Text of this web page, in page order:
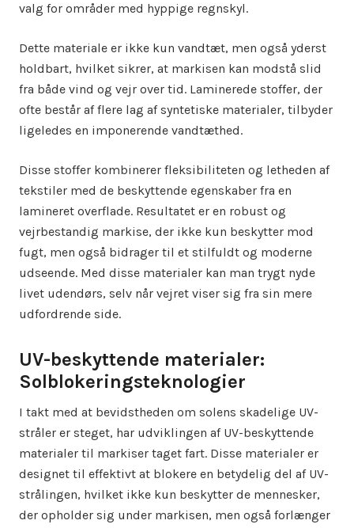
valg for områder med hyppige regnskyl.
Dette materiale er ikke kun vandtæt, men også yderst
holdbart, hvilket sikrer, at markisen kan modstå slid
fra både vind og vejr over tid. Laminerede stoffer, der
ofte består af flere lag af syntetiske materialer, tilbyder
ligeledes en imponerende vandtæthed.
Disse stoffer kombinerer fleksibiliteten og letheden af
tekstiler med de beskyttende egenskaber fra en
lamineret overflade. Resultatet er en robust og
vejrbestandig markise, der ikke kun beskytter mod
fugt, men også bidrager til et stilfuldt og moderne
udseende. Med disse materialer kan man trygt nyde
livet udendørs, selv når vejret viser sig fra sin mere
udfordrende side.
UV-beskyttende materialer:
Solblokeringsteknologier
I takt med at bevidstheden om solens skadelige UV-
stråler er steget, har udviklingen af UV-beskyttende
materialer til markiser taget fart. Disse materialer er
designet til effektivt at blokere en betydelig del af UV-
strålingen, hvilket ikke kun beskytter de mennesker,
der opholder sig under markisen, men også forlænger